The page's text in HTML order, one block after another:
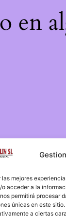
las mejores
o acceder a la
permitirá procesar
únicas en este
a ciertas
en